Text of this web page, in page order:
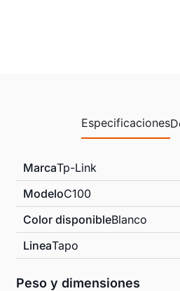
Especificaciones
MarcaTp-Link
ModeloC100
Color disponibleBlanco
LineaTapo
Peso y dimensiones